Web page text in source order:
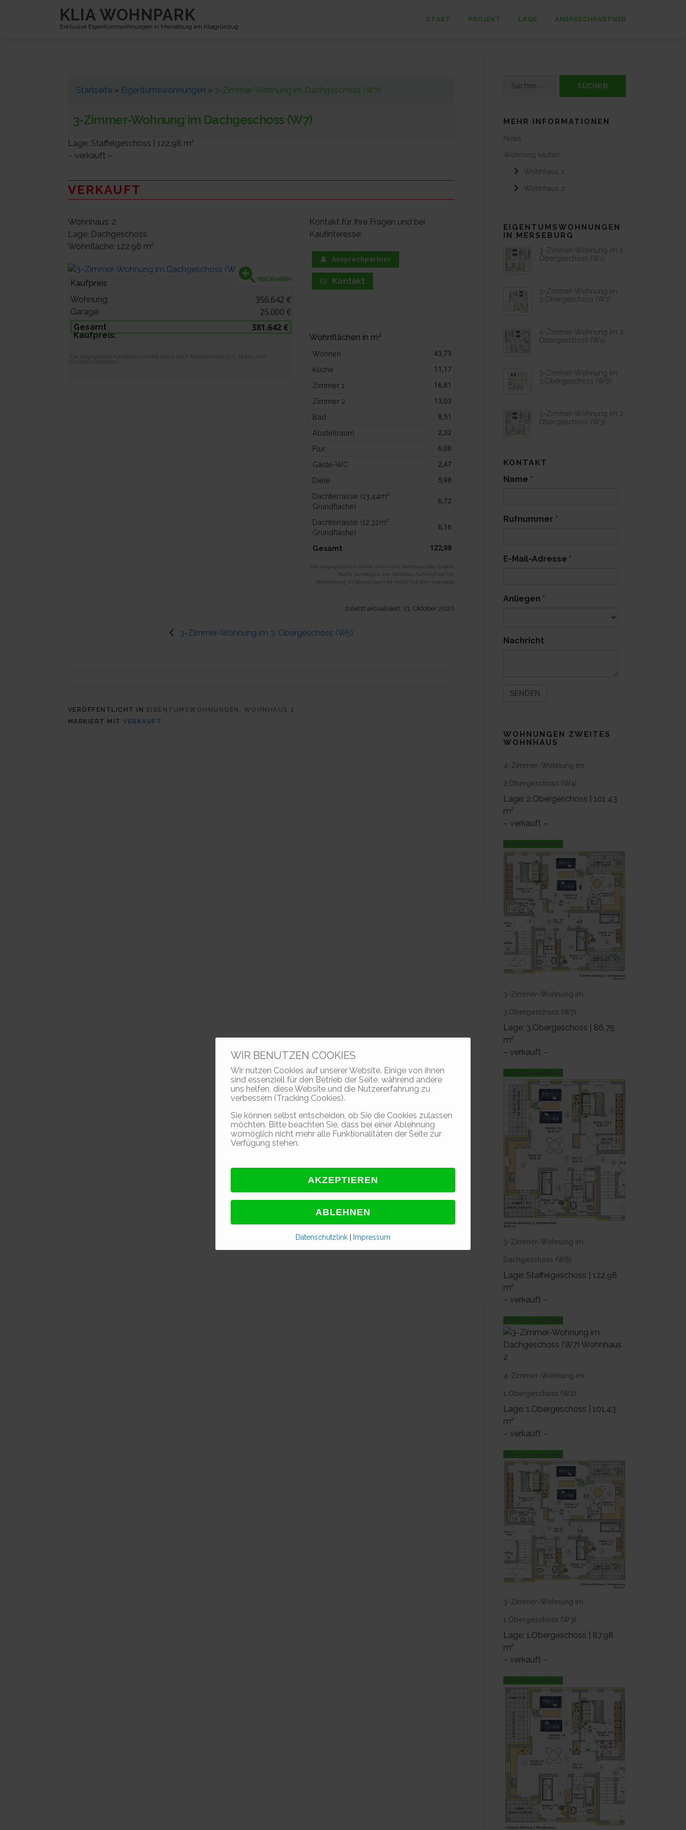
KLIA WOHNPARK
Exklusive Eigentumswohnungen in Merseburg am Kliagrünzug
START PROJEKT LAGE ANSPRECHPARTNER
Startseite» Eigentumswohnungen » 3-Zimmer-Wohnung im Dachgeschoss (W7)
3-Zimmer-Wohnung im Dachgeschoss (W7)
Lage: Staffelgeschoss | 122,98 m²
– verkauft –
VERKAUFT
Wohnhaus: 2
Lage: Dachgeschoss
Wohnfläche: 122,98 m²
Vergrößern
Kaufpreis
Wohnung:
356.642 €
Garage: 25.000 €
Gesamt
Kaufpreis:
381.642 €
Der angegebene Kaufpreis enthält keine Kauf-Nebenkosten (z.b. Notar- und
Grundbuchkosten).
Kontakt für Ihre Fragen und bei
Kaufinteresse:
Ansprechpartner
Kontakt
Wohnflächen in m²
Die angegebenen Maße sind reine Rohbaumaße.Exakte
Maße benötigen ein direktes Aufmaß vor Ort.
Möbilierung in Grundrissen ist nicht Teil des Angebots.
Wohnen 43,73
Küche 11,17
Zimmer 1 16,81
Zimmer 2 13,03
Bad 8,51
Abstellraum 2,32
Flur 6,08
Gäste-WC 2,47
Diele 5,98
Dachterrasse (13,44m²
Grundfläche)
6,72
Dachterrasse (12,32m²
Grundfläche)
6,16
Gesamt 122,98
zuletzt aktualisiert: 13. Oktober 2020
3-Zimmer-Wohnung im 3. Obergeschoss (W5)
VERÖFFENTLICHT IN EIGENTUMSWOHNUNGEN , WOHNHAUS 2
MARKIERT MITVERKAUFT
Suchen
MEHR INFORMATIONEN
News
Wohnung kaufen
Wohnhaus 1
Wohnhaus 2
EIGENTUMSWOHNUNGEN
IN MERSEBURG
3-Zimmer-Wohnung im 1.
Obergeschoss (W1)
3-Zimmer-Wohnung im
3.Obergeschoss (W7)
4-Zimmer-Wohnung im 2.
Obergeschoss (W4)
3-Zimmer-Wohnung im
3.Obergeschoss (W6)
3-Zimmer-Wohnung im 2.
Obergeschoss (W3)
KONTAKT
Name *
Rufnummer *
E-Mail-Adresse *
Anliegen *
Nachricht
WOHNUNGEN ZWEITES
WOHNHAUS
4-Zimmer-Wohnung im
2.Obergeschoss (W4)
Lage: 2.Obergeschoss | 101,43
m²
– verkauft –
3-Zimmer-Wohnung im
3.Obergeschoss (W7)
Lage: 3.Obergeschoss | 86,75
m²
– verkauft –
3-Zimmer-Wohnung im
Dachgeschoss (W8)
Lage: Staffelgeschoss | 122,98
m²
– verkauft –
4-Zimmer-Wohnung im
1.Obergeschoss (W2)
Lage: 1.Obergeschoss | 101,43
m²
– verkauft –
3-Zimmer-Wohnung im
1.Obergeschoss (W3)
Lage: 1.Obergeschoss | 87,98
m²
– verkauft –
WIR BENUTZEN COOKIES
Wir nutzen Cookies auf unserer Website. Einige von ihnen
sind essenziell für den Betrieb der Seite, während andere
uns helfen, diese Website und die Nutzererfahrung zu
verbessern (Tracking Cookies).
Sie können selbst entscheiden, ob Sie die Cookies zulassen
möchten. Bitte beachten Sie, dass bei einer Ablehnung
womöglich nicht mehr alle Funktionalitäten der Seite zur
Verfügung stehen.
Datenschutzlink Impressum